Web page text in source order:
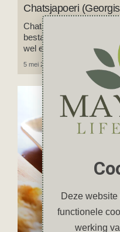
Chatsjapoeri
Chatsjapoeri is hét
bestaat uit warm brood
wel een beetje
5 mei 2024 Geen reacties
Deze
functionele
werking